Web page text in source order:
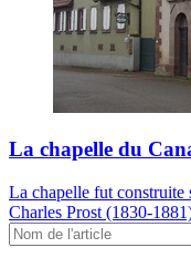
La chapelle du
La chapelle fut construite
Charles Prost (1830-